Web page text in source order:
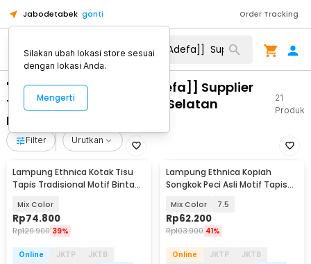
Jabodetabek ganti Order Tracking
"WA 0821 1305 0400 [[Adefa]] Supplier
Turfpave HDPE Lampung Selatan
Lampung"
21
Produk
Filter Urutkan
Lampung Ethnica Kotak Tisu
Tapis Tradisional Motif Bintang
Mix Color
Rp74.800
Rp120.900 39%
Online JKTP
JKTB
Lampung Ethnica Kopiah
Songkok Peci Asli Motif Tapis
Mix Color 7.5
Rp62.200
Rp103.900 41%
Online JKTP
JKTB
Silakan ubah lokasi store sesuai
dengan lokasi Anda.
Mengerti